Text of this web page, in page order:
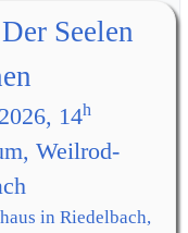
Seelen
14h
Weilrod-
in Riedelbach,